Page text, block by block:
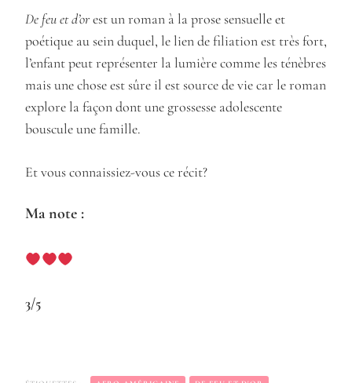
De feu et d’orest un roman à la prose sensuelle et
poétique au sein duquel, le lien de filiation est très fort,
l’enfant peut représenter la lumière comme les ténèbres
mais une chose est sûre il est source de vie car le roman
explore la façon dont une grossesse adolescente
bouscule une famille.
Et vous connaissiez-vous ce récit?
Ma note :
3/5